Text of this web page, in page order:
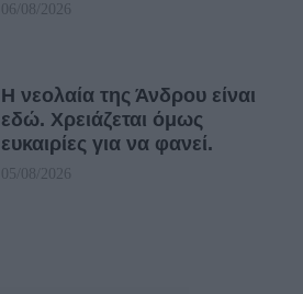
06/08/2026
Η νεολαία της Άνδρου είναι
εδώ. Χρειάζεται όμως
ευκαιρίες για να φανεί.
05/08/2026